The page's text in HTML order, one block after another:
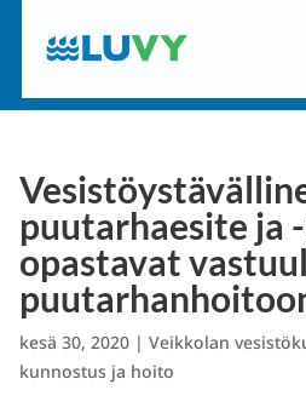
puutarhaesite ja
opastavat
kesä 30, 2020| Veikkolan
kunnostus ja hoito